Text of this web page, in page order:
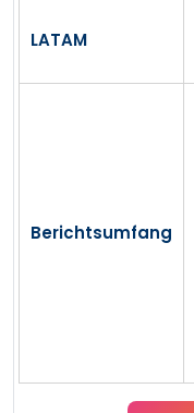
LATAM
Berichtsumfang